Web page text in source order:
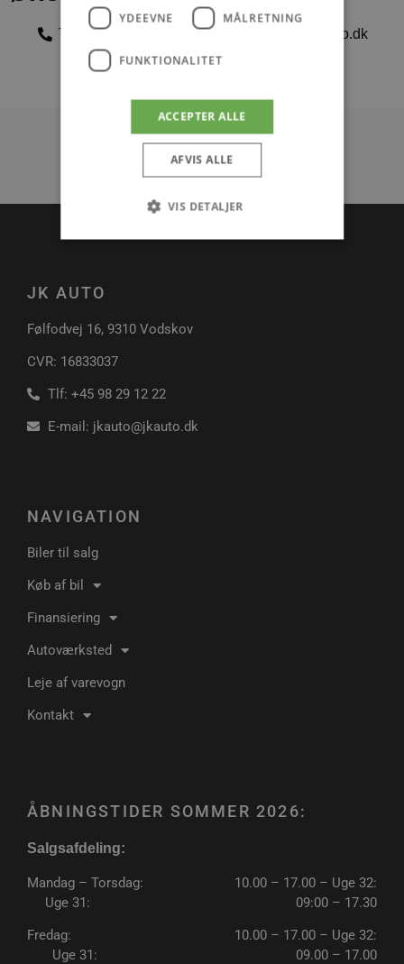
Tlf: +45 98 29 12 22 E-mail: jkauto@jkauto.dk
JK AUTO
Følfodvej 16, 9310 Vodskov
CVR: 16833037
Tlf: +45 98 29 12 22
E-mail: jkauto@jkauto.dk
NAVIGATION
Biler til salg
Køb af bil
Finansiering
Autoværksted
Leje af varevogn
Kontakt
ÅBNINGSTIDER SOMMER 2026:
Salgsafdeling:
Mandag – Torsdag:
Uge 31:
10.00 – 17.00 – Uge 32:
09:00 – 17.30
Fredag:
Uge 31:
10.00 – 17.00 – Uge 32:
09.00 – 17.00
YDEEVNE MÅLRETNING
FUNKTIONALITET
ACCEPTER ALLE
AFVIS ALLE
VIS DETALJER
Absolut nødvendige cookies muliggør
såsom brugerlogin og kontoadministration.
absolut nødvendige cookies.
Navn
pys_start_session
VISITOR_PRIVACY_METADATA